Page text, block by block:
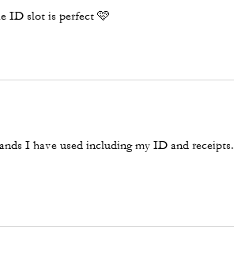
ID slot is perfect 🩷
I have used including my ID and receipts.